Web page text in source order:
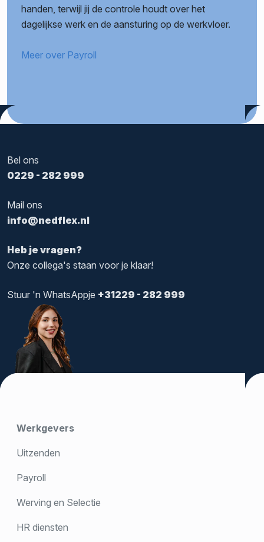
handen, terwijl jij de controle houdt over het
dagelijkse werk en de aansturing op de werkvloer.
Meer over Payroll
Heb je vragen?
Onze collega's staan voor je klaar!
Bel ons
0229 - 282 999
Mail ons
info@nedflex.nl
Stuur 'n WhatsAppje +31229 - 282 999
Werkgevers
Uitzenden
Payroll
Werving en Selectie
HR diensten